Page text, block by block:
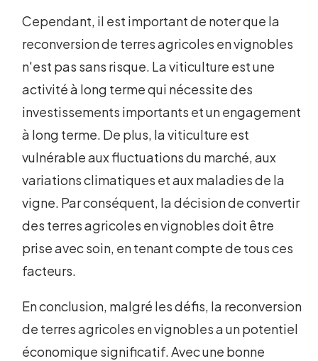
Cependant, il est important de noter que la
reconversion de terres agricoles en vignobles
n'est pas sans risque. La viticulture est une
activité à long terme qui nécessite des
investissements importants et un engagement
à long terme. De plus, la viticulture est
vulnérable aux fluctuations du marché, aux
variations climatiques et aux maladies de la
vigne. Par conséquent, la décision de convertir
des terres agricoles en vignobles doit être
prise avec soin, en tenant compte de tous ces
facteurs.
En conclusion, malgré les défis, la reconversion
de terres agricoles en vignobles a un potentiel
économique significatif. Avec une bonne